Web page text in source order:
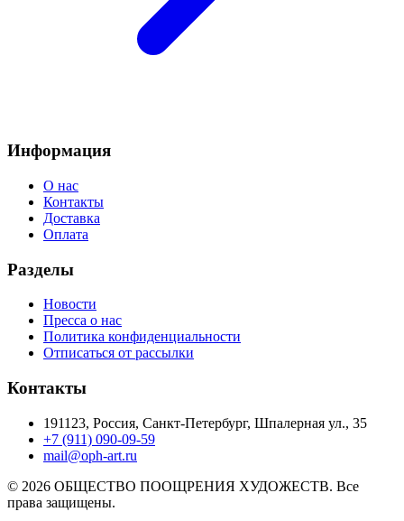
Информация
О нас
Контакты
Доставка
Оплата
Разделы
Новости
Пресса о нас
Политика конфиденциальности
Отписаться от рассылки
Контакты
191123, Россия, Санкт-Петербург, Шпалерная ул., 35
+7 (911) 090-09-59
mail@oph-art.ru
© 2026 ОБЩЕСТВО ПООЩРЕНИЯ ХУДОЖЕСТВ. Все
права защищены.